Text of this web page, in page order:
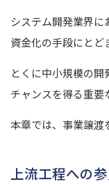
システム開発業界に
資金化の手段にとど
とくに中小規模の
チャンスを得る重要
本章では、事業譲渡
上流工程への